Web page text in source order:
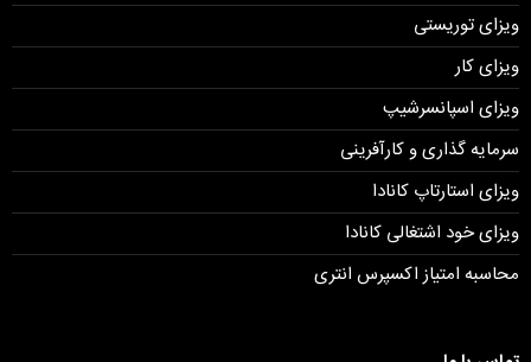
ویزای توریستی
ویزای کار
ویزای اسپانسرشیپ
سرمایه گذاری و کارآفرینی
ویزای استارتاپ کانادا
ویزای خود اشتغالی کانادا
محاسبه امتیاز اکسپرس انتری